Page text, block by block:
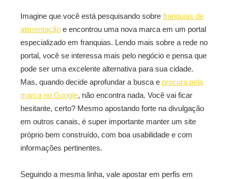
Imagine que você está pesquisando sobre franquias de
alimentação e encontrou uma nova marca em um portal
especializado em franquias. Lendo mais sobre a rede no
portal, você se interessa mais pelo negócio e pensa que
pode ser uma excelente alternativa para sua cidade.
Mas, quando decide aprofundar a busca e procura pela
marca no Google, não encontra nada. Você vai ficar
hesitante, certo? Mesmo apostando forte na divulgação
em outros canais, é super importante manter um site
próprio bem construído, com boa usabilidade e com
informações pertinentes.
Seguindo a mesma linha, vale apostar em perfis em